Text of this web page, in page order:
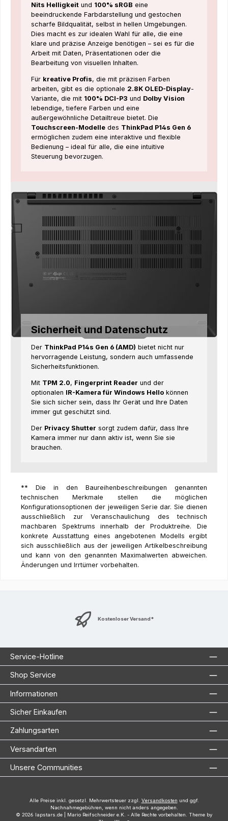
Nits Helligkeit und 100% sRGB eine
beeindruckende Farbdarstellung und gestochen
scharfe Bildqualität, selbst in hellen Umgebungen.
Dies macht es zur idealen Wahl für alle, die eine
klare und präzise Anzeige benötigen – sei es für die
Arbeit mit Daten, Präsentationen oder die
Bearbeitung von visuellen Inhalten.
Für kreative Profis, die mit präzisen Farben
arbeiten, gibt es die optionale 2.8K OLED-Display-
Variante, die mit 100% DCI-P3 und Dolby Vision
lebendige, tiefere Farben und eine
außergewöhnliche Detailtreue bietet. Die
Touchscreen-Modelle des ThinkPad P14s Gen 6
ermöglichen zudem eine interaktive und flexible
Bedienung – ideal für alle, die eine intuitive
Steuerung bevorzugen.
Sicherheit und Datenschutz
Der ThinkPad P14s Gen 6 (AMD) bietet nicht nur
hervorragende Leistung, sondern auch umfassende
Sicherheitsfunktionen.
Mit TPM 2.0, Fingerprint Reader und der
optionalen IR-Kamera für Windows Hello können
Sie sich sicher sein, dass Ihr Gerät und Ihre Daten
immer gut geschützt sind.
Der Privacy Shutter sorgt zudem dafür, dass Ihre
Kamera immer nur dann aktiv ist, wenn Sie sie
brauchen.
** Die in den Baureihenbeschreibungen genannten
technischen Merkmale stellen die möglichen
Konfigurationsoptionen der jeweiligen Serie dar. Sie dienen
ausschließlich zur Veranschaulichung des technisch
machbaren Spektrums innerhalb der Produktreihe. Die
konkrete Ausstattung eines angebotenen Modells ergibt
sich ausschließlich aus der jeweiligen Artikelbeschreibung
und kann von den genannten Maximalwerten abweichen.
Änderungen und Irrtümer vorbehalten.
Kostenloser Versand*
Service-Hotline
Shop Service
Informationen
Sicher Einkaufen
Zahlungsarten
Versandarten
Unsere Communities
Alle Preise inkl. gesetzl. Mehrwertsteuer zzgl. Versandkosten und ggf.
Nachnahmegebühren, wenn nicht anders angegeben.
© 2026 lapstars.de | Mario Reifschneider e.K. - Alle Rechte vorbehalten. Theme by